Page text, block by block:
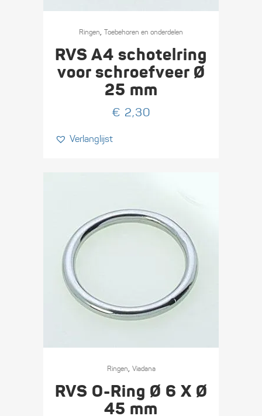
Ringen, Toebehoren en onderdelen
RVS A4 schotelring
voor schroefveer Ø
25 mm
€ 2,30
Verlanglijst
Ringen, Viadana
RVS O-Ring Ø 6 X Ø
45 mm